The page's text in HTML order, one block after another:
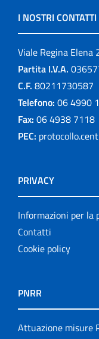
I NOSTRI CONTATTI
Viale Regina Elena
Partita I.V.A.
C.F. 80211730587
Telefono: 06 4990 1
Fax: 06 4938 7118
PEC:
PRIVACY
Informazioni per la
Contatti
Cookie policy
PNRR
Attuazione misure